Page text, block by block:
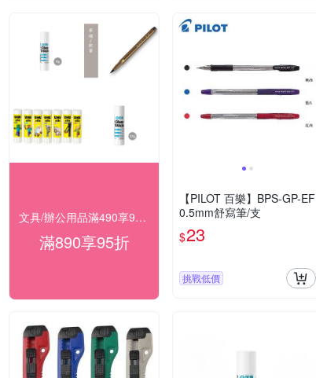
文具/辦公用品滿490享98折，滿890享95折
滿890享95折
【PILOT 百樂】BPS-GP-EF
0.5mm舒寫筆/支
$23
挑戰低價